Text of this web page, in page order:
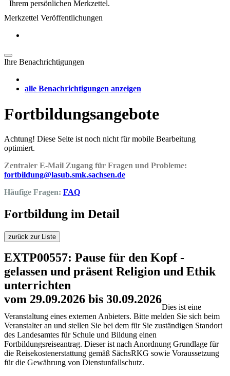
Ihrem persönlichen Merkzettel.
Merkzettel Veröffentlichungen
Ihre Benachrichtigungen
alle Benachrichtigungen anzeigen
Fortbildungsangebote
Achtung! Diese Seite ist noch nicht für mobile Bearbeitung
optimiert.
Zentraler E-Mail Zugang für Fragen und Probleme:
fortbildung@lasub.smk.sachsen.de
Häufige Fragen: FAQ
Fortbildung im Detail
zurück zur Liste
EXTP00557: Pause für den Kopf -
gelassen und präsent Religion und Ethik
unterrichten
vom 29.09.2026 bis 30.09.2026
Dies ist eine
Veranstaltung eines externen Anbieters. Bitte melden Sie sich beim
Veranstalter an und stellen Sie bei dem für Sie zuständigen Standort
des Landesamtes für Schule und Bildung einen
Fortbildungsreiseantrag. Dieser ist nach Anordnung Grundlage für
die Reisekostenerstattung gemäß SächsRKG sowie Voraussetzung
für die Gewährung von Dienstunfallschutz.